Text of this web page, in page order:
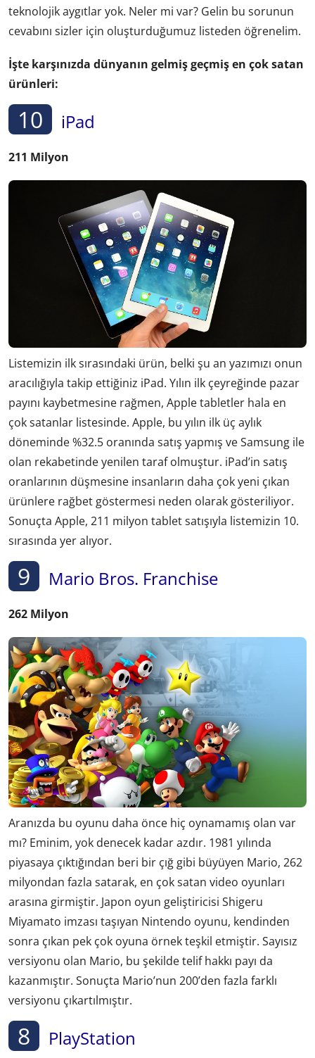
teknolojik aygıtlar yok. Neler mi var? Gelin bu sorunun
cevabını sizler için oluşturduğumuz listeden öğrenelim.
İşte karşınızda dünyanın gelmiş geçmiş en çok satan
ürünleri:
10 iPad
211 Milyon
Listemizin ilk sırasındaki ürün, belki şu an yazımızı onun
aracılığıyla takip ettiğiniz iPad. Yılın ilk çeyreğinde pazar
payını kaybetmesine rağmen, Apple tabletler hala en
çok satanlar listesinde. Apple, bu yılın ilk üç aylık
döneminde %32.5 oranında satış yapmış ve Samsung ile
olan rekabetinde yenilen taraf olmuştur. iPad’in satış
oranlarının düşmesine insanların daha çok yeni çıkan
ürünlere rağbet göstermesi neden olarak gösteriliyor.
Sonuçta Apple, 211 milyon tablet satışıyla listemizin 10.
sırasında yer alıyor.
9 Mario Bros. Franchise
262 Milyon
Aranızda bu oyunu daha önce hiç oynamamış olan var
mı? Eminim, yok denecek kadar azdır. 1981 yılında
piyasaya çıktığından beri bir çığ gibi büyüyen Mario, 262
milyondan fazla satarak, en çok satan video oyunları
arasına girmiştir. Japon oyun geliştiricisi Shigeru
Miyamato imzası taşıyan Nintendo oyunu, kendinden
sonra çıkan pek çok oyuna örnek teşkil etmiştir. Sayısız
versiyonu olan Mario, bu şekilde telif hakkı payı da
kazanmıştır. Sonuçta Mario’nun 200’den fazla farklı
versiyonu çıkartılmıştır.
8 PlayStation